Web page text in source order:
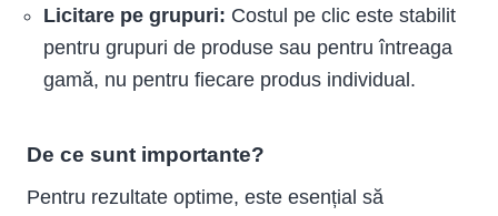
Licitare pe grupuri: Costul pe clic este stabilit
pentru grupuri de produse sau pentru întreaga
gamă, nu pentru fiecare produs individual.
De ce sunt importante?
Pentru rezultate optime, este esențial să